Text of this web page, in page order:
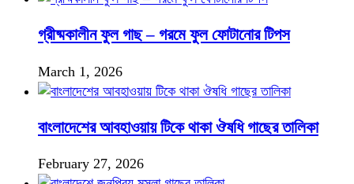
গ্রীষ্মকালীন ফুল গাছ – গরমে ফুল ফোটানোর টিপস
March 1, 2026
বাংলাদেশের আবহাওয়ায় টিকে থাকা ঔষধি গাছের তালিকা
February 27, 2026